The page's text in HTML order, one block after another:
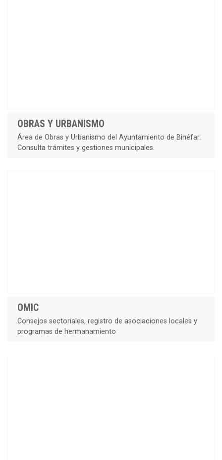
OBRAS Y URBANISMO
Área de Obras y Urbanismo del Ayuntamiento de Binéfar:
Consulta trámites y gestiones municipales.
OMIC
Consejos sectoriales, registro de asociaciones locales y
programas de hermanamiento